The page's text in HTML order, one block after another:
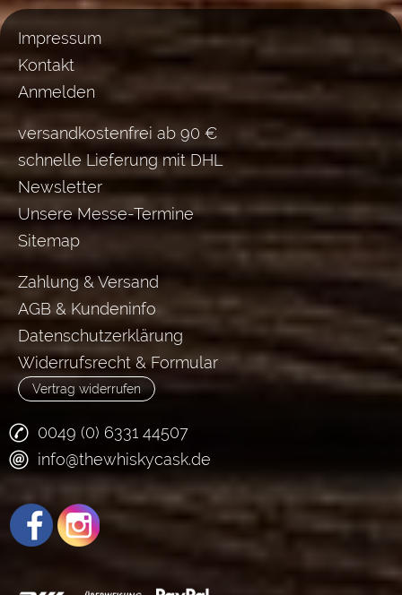
Impressum
Kontakt
Anmelden
versandkostenfrei ab 90 €
schnelle Lieferung mit DHL
Newsletter
Unsere Messe-Termine
Sitemap
Zahlung & Versand
AGB & Kundeninfo
Datenschutzerklärung
Widerrufsrecht & Formular
Vertrag widerrufen
0049 (0) 6331 44507
info@thewhiskycask.de